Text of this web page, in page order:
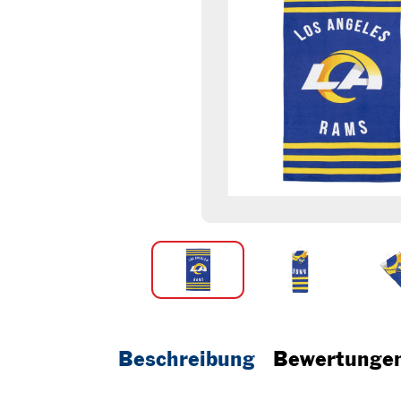
Beschreibung